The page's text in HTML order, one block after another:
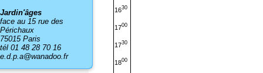
1630
1700
1730
1800
Jardin'âges
face au 15 rue des
Périchaux
75015 Paris
tél 01 48 28 70 16
e.d.p.a@wanadoo.fr